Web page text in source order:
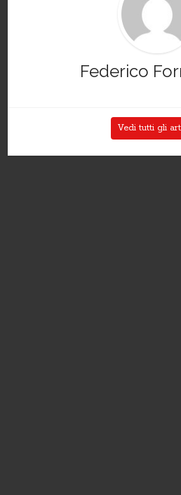
Federico
Vedi tutti gli